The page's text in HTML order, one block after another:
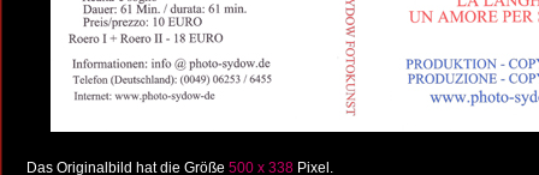
Das Originalbild hat die Größe 500 x 338 Pixel.